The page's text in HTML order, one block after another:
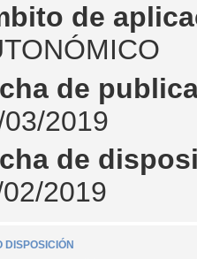
de
de
2019
de
2019
DISPOSICIÓN